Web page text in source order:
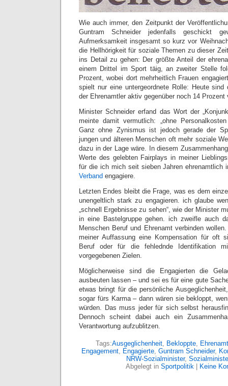
Wie auch immer, den Zeitpunkt der
Guntram Schneider jedenfalls geschickt
Aufmerksamkeit insgesamt so kurz vor
die Hellhörigkeit für soziale Themen zu dieser
ins Detail zu gehen: Der größte Anteil der
einem Drittel im Sport täig, an zweiter Stelle
Prozent, wobei dort mehrheitlich Frauen
spielt nur eine untergeordnete Rolle: Heute
der Ehrenamtler aktiv gegenüber noch 14 Prozent
Minister Schneider erfand das Wort der
meinte damit vermutlich: „ohne
Ganz ohne Zynismus ist jedoch gerade der
jungen und älteren Menschen oft mehr soziale
dazu in der Lage wäre. In diesem
Werte des gelebten Fairplays in meiner
für die ich mich seit sieben Jahren ehrenamtlich
Verband engagiere.
Letzten Endes bleibt die Frage, was es dem
unengeltlich stark zu engagieren. ich glaube
„schnell Ergebnisse zu sehen“, wie der Minister
in eine Bastelgruppe gehen. ich zweifle auch
Menschen Beruf und Ehrenamt verbinden
meiner Auffassung eine Kompensation für oft
Beruf oder für die fehlednde Identifikation
vorgegebenen Zielen.
Möglicherweise sind die Engagierten die
ausbeuten lassen – und sei es für eine gute
etwas bringt für die persönliche
sogar fürs Karma – dann wären sie bekloppt,
würden. Das muss jeder für sich selbst
Dennoch scheint dabei auch ein
Verantwortung aufzublitzen.
Tags:Ausgeglichenheit, Bekloppte,
Engagement, Engagierte, Guntram Schneider,
NRW-Sozialminister,
Abgelegt in Sportpolitik| Keine